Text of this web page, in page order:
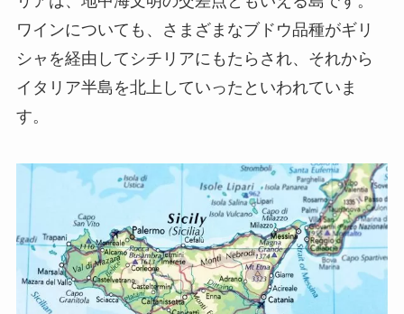
ワインについても、さまざまなブドウ品種がギリ
シャを経由してシチリアにもたらされ、それから
イタリア半島を北上していったといわれていま
す。